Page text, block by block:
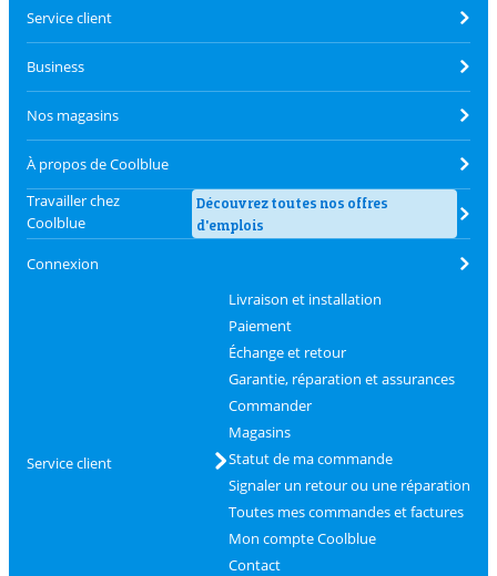
Service client
Business
Nos magasins
À propos de Coolblue
Travailler chez
Coolblue
Découvrez toutes nos offres
d'emplois
Connexion
Service client
Livraison et installation
Paiement
Échange et retour
Garantie, réparation et assurances
Commander
Magasins
Statut de ma commande
Signaler un retour ou une réparation
Toutes mes commandes et factures
Mon compte Coolblue
Contact